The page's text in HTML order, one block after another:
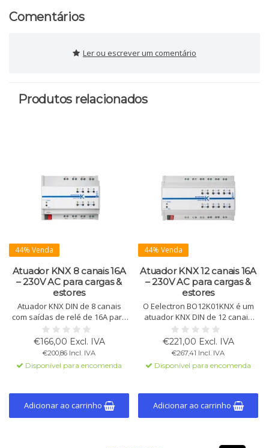
Comentários
Ler ou escrever um comentário
Produtos relacionados
44% Venda
Atuador KNX 8 canais 16A
– 230V AC para cargas &
estores
Atuador KNX DIN de 8 canais
com saídas de relé de 16A para
iluminação, cargas gerais e
controlo de estores ou
persianas. Equipado com 8
funções lógicas e interface KNX
integrada para uma automação
€166,00 Excl. IVA
€200,86 Incl. IVA
Disponível para encomenda
Adicionar ao carrinho
44% Venda
Atuador KNX 12 canais 16A
– 230V AC para cargas &
estores
O Eelectron BO12K01KNX é um
atuador KNX DIN de 12 canais
com relés de 16A para
iluminação, cargas elétricas e
controlo de estores ou
persianas. Possui 8 funções
lógicas e interface KNX
de edifícios.
€221,00 Excl. IVA
€267,41 Incl. IVA
Disponível para encomenda
Adicionar ao carrinho